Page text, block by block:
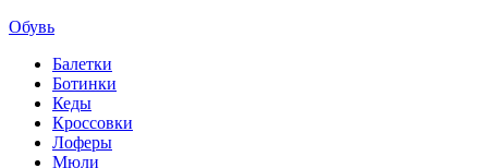
Обувь
Балетки
Ботинки
Кеды
Кроссовки
Лоферы
Мюли